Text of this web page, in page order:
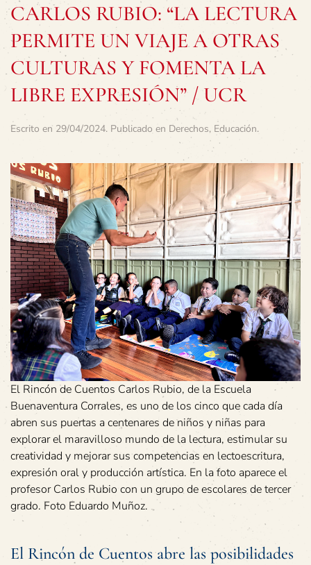
CARLOS RUBIO: “LA LECTURA
PERMITE UN VIAJE A OTRAS
CULTURAS Y FOMENTA LA
LIBRE EXPRESIÓN” / UCR
Escrito en 29/04/2024. Publicado en Derechos, Educación.
El Rincón de Cuentos Carlos Rubio, de la Escuela
Buenaventura Corrales, es uno de los cinco que cada día
abren sus puertas a centenares de niños y niñas para
explorar el maravilloso mundo de la lectura, estimular su
creatividad y mejorar sus competencias en lectoescritura,
expresión oral y producción artística. En la foto aparece el
profesor Carlos Rubio con un grupo de escolares de tercer
grado. Foto Eduardo Muñoz.
El Rincón de Cuentos abre las posibilidades